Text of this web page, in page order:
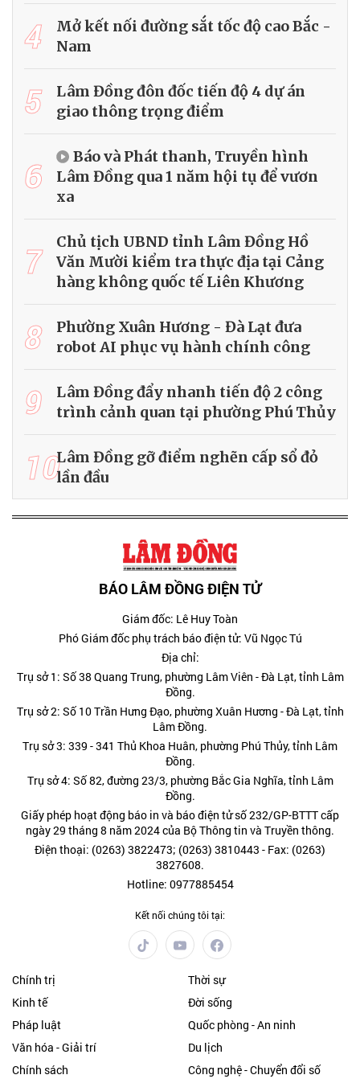
4
Mở kết nối đường sắt tốc độ cao Bắc -
Nam
5
Lâm Đồng đôn đốc tiến độ 4 dự án
giao thông trọng điểm
6
Báo và Phát thanh, Truyền hình
Lâm Đồng qua 1 năm hội tụ để vươn
xa
7
Chủ tịch UBND tỉnh Lâm Đồng Hồ
Văn Mười kiểm tra thực địa tại Cảng
hàng không quốc tế Liên Khương
8
Phường Xuân Hương - Đà Lạt đưa
robot AI phục vụ hành chính công
9
Lâm Đồng đẩy nhanh tiến độ 2 công
trình cảnh quan tại phường Phú Thủy
10Lâm Đồng gỡ điểm nghẽn cấp sổ đỏ
lần đầu
BÁO LÂM ĐỒNG ĐIỆN TỬ
Giám đốc: Lê Huy Toàn
Phó Giám đốc phụ trách báo điện tử: Vũ Ngọc Tú
Địa chỉ:
Trụ sở 1: Số 38 Quang Trung, phường Lâm Viên - Đà Lạt, tỉnh Lâm
Đồng.
Trụ sở 2: Số 10 Trần Hưng Đạo, phường Xuân Hương - Đà Lạt, tỉnh
Lâm Đồng.
Trụ sở 3: 339 - 341 Thủ Khoa Huân, phường Phú Thủy, tỉnh Lâm
Đồng.
Trụ sở 4: Số 82, đường 23/3, phường Bắc Gia Nghĩa, tỉnh Lâm
Đồng.
Giấy phép hoạt động báo in và báo điện tử số 232/GP-BTTT cấp
ngày 29 tháng 8 năm 2024 của Bộ Thông tin và Truyền thông.
Điện thoại: (0263) 3822473; (0263) 3810443 - Fax: (0263)
3827608.
Hotline: 0977885454
Kết nối chúng tôi tại:
Chính trị
Thời sự
Kinh tế
Đời sống
Pháp luật
Quốc phòng - An ninh
Văn hóa - Giải trí
Du lịch
Chính sách
Công nghệ - Chuyển đổi số